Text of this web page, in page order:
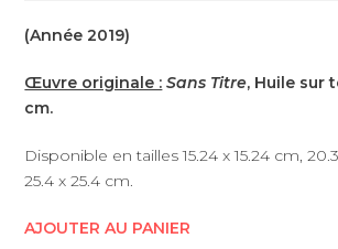
(Année 2019)
Œuvre originale : Sans Titre, Huile sur
cm.
Disponible en tailles 15.24 x 15.24 cm,
25.4 x 25.4 cm.
AJOUTER AU PANIER